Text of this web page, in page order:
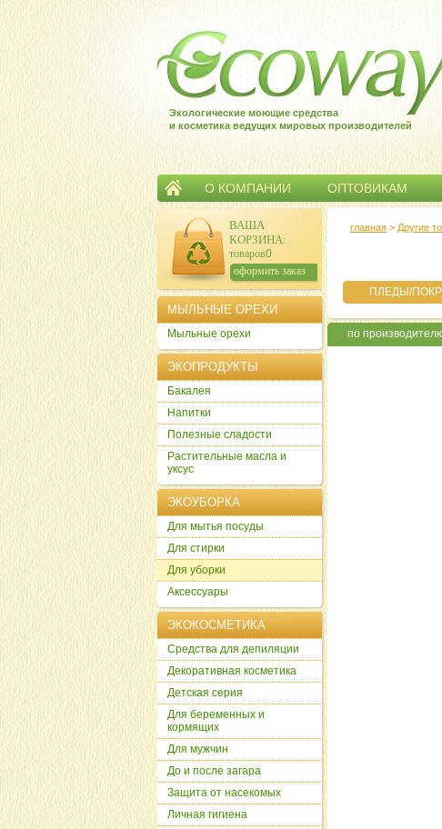
Экологические моющие средства
и косметика ведущих мировых производителей
О КОМПАНИИ ОПТОВИКАМ
главная > Другие
ПЛЕДЫ/
по
ВАША
КОРЗИНА:
товаров:0
сумма: 0р.
оформить заказ
МЫЛЬНЫЕ ОРЕХИ
Мыльные орехи
ЭКОПРОДУКТЫ
Бакалея
Напитки
Полезные сладости
Растительные масла и
уксус
ЭКОУБОРКА
Для мытья посуды
Для стирки
Для уборки
Аксессуары
ЭКОКОСМЕТИКА
Cредства для депиляции
Декоративная косметика
Детская серия
Для беременных и
кормящих
Для мужчин
До и после загара
Защита от насекомых
Личная гигиена